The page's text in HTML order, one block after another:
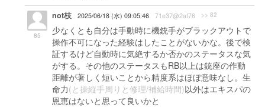
85
not枝 2025/06/18 (水) 09:05:46 71e37@2af76 >> 82
少なくとも自分は手動時に機銃手がブラックアウトで
操作不可になった経験はしたことがないかな。後で検
証するけど自動時に気絶するか否かのステータスな気
がする。その他のステータスもRB以上は銃座の作動
距離が著しく短いことから精度系はほぼ意味なし。生
命力(と操縦手周りと修理/補給時間)以外はエキスパの
恩恵はないと思って良いかと